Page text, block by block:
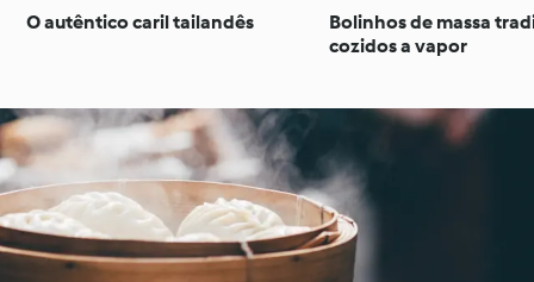
O autêntico caril tailandês
Bolinhos de massa
cozidos a vapor